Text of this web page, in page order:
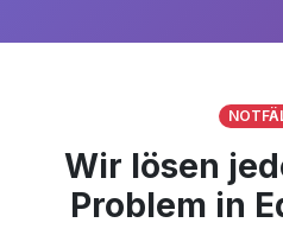
Wir lösen
Problem in